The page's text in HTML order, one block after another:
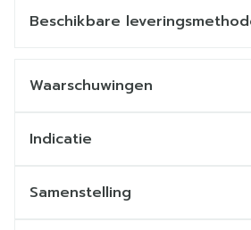
Beschikbare
Waarschuwingen
Indicatie
Samenstelling